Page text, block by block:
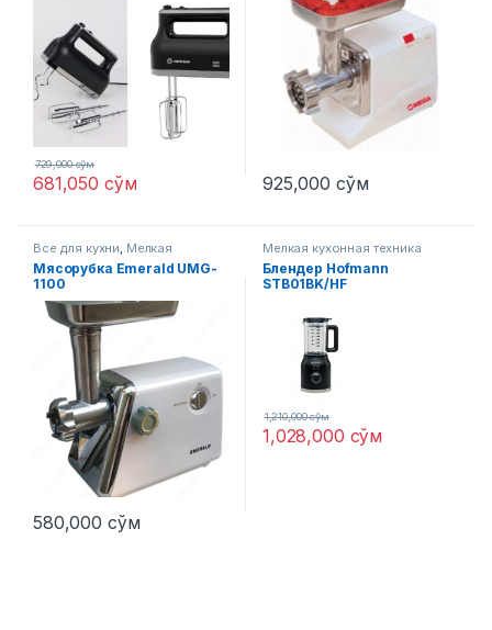
681,050 сўм
729,000сўм
925,000 сўм
Все для кухни, Мелкая
кухонная техника
Мясорубка Emerald UMG-
1100
580,000 сўм
Мелкая кухонная техника
Блендер Hofmann
STB01BK/HF
1,028,000 сўм
1,210,000сўм